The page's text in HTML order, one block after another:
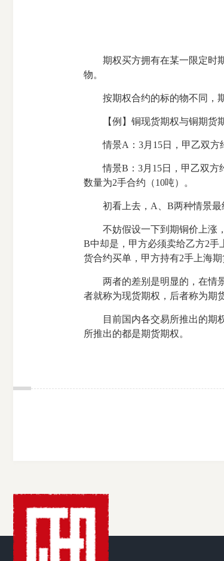
期权买方拥有在某一限定时期
物。
按期权合约的标的物不同，期
【例】铜现货期权与铜期货
情景A：3月15日，甲乙双方约
情景B：3月15日，甲乙双方约
数量为2手合约（10吨）。
初看上去，A、B两种情景最
不妨假设一下到期铜价上涨，
B中却是，甲方必须卖给乙方2手
货合约买单，甲方持有2手上海
两者的差别是明显的，在情景
者就称为现货期权，后者称为期
目前国内各交易所推出的期权
所推出的都是期货期权。